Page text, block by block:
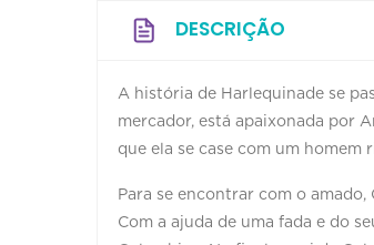
DESCRIÇÃO
A história de Harlequinade se
mercador, está apaixonada por
que ela se case com um homem
Para se encontrar com o
Com a ajuda de uma fada e do